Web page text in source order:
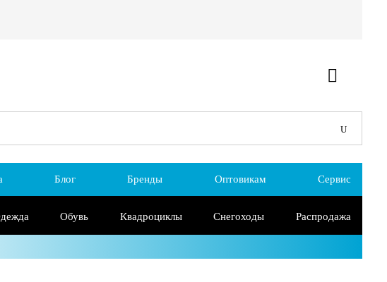
Блог Бренды Оптовикам Сервис
Обувь Квадроциклы Снегоходы Распродажа